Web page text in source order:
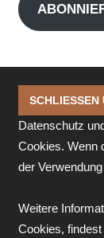
Datenschutz
Cookies. Wenn
der
Weitere
Cookies, findest